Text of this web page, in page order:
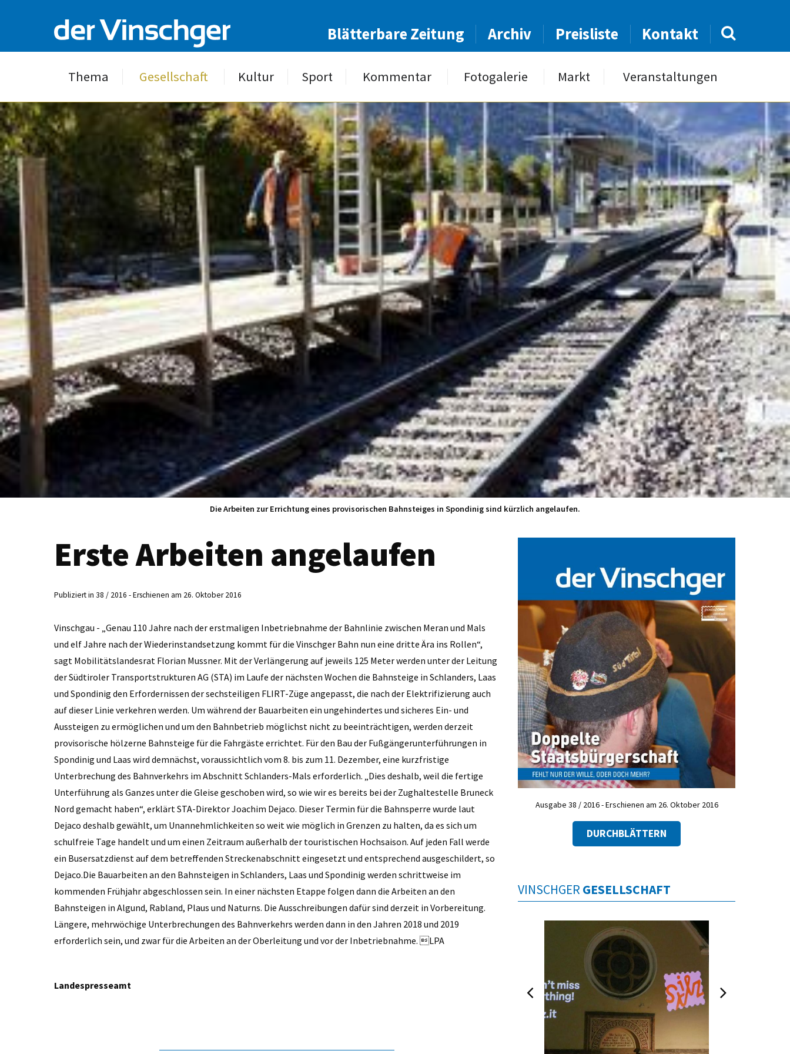
Blätterbare Zeitung Archiv Preisliste Kontakt
Thema Gesellschaft Kultur Sport Kommentar Fotogalerie Markt Veranstaltungen
Die Arbeiten zur Errichtung eines provisorischen Bahnsteiges in Spondinig sind kürzlich angelaufen.
Erste Arbeiten angelaufen
Publiziert in 38 / 2016 - Erschienen am 26. Oktober 2016
Vinschgau - „Genau 110 Jahre nach der erstmaligen Inbetriebnahme der Bahnlinie zwischen Meran und Mals
und elf Jahre nach der Wiederinstandsetzung kommt für die Vinschger Bahn nun eine dritte Ära ins Rollen“,
sagt Mobilitätslandesrat Florian Mussner. Mit der Verlängerung auf jeweils 125 Meter werden unter der Leitung
der Südtiroler Transportstrukturen AG (STA) im Laufe der nächsten Wochen die Bahnsteige in Schlanders, Laas
und Spondinig den Erfordernissen der sechsteiligen FLIRT-Züge angepasst, die nach der Elektrifizierung auch
auf dieser Linie verkehren werden. Um während der Bauarbeiten ein ungehindertes und sicheres Ein- und
Aussteigen zu ermöglichen und um den Bahnbetrieb möglichst nicht zu beeinträchtigen, werden derzeit
provisorische hölzerne Bahnsteige für die Fahrgäste errichtet. Für den Bau der Fußgängerunterführungen in
Spondinig und Laas wird demnächst, voraussichtlich vom 8. bis zum 11. Dezember, eine kurzfristige
Unterbrechung des Bahnverkehrs im Abschnitt Schlanders-Mals erforderlich. „Dies deshalb, weil die fertige
Unterführung als Ganzes unter die Gleise geschoben wird, so wie wir es bereits bei der Zughaltestelle Bruneck
Nord gemacht haben“, erklärt STA-Direktor ­Joachim Dejaco. Dieser Termin für die Bahnsperre wurde laut
Dejaco deshalb gewählt, um Unannehmlichkeiten so weit wie möglich in Grenzen zu halten, da es sich um
schulfreie Tage handelt und um einen Zeitraum außerhalb der touristischen Hochsaison. Auf jeden Fall werde
ein Bus­ersatzdienst auf dem betreffenden Streckenabschnitt eingesetzt und entsprechend ausgeschildert, so
Dejaco.Die Bauarbeiten an den Bahnsteigen in Schlanders, Laas und Spondinig werden schrittweise im
kommenden Frühjahr abgeschlossen sein. In einer nächsten Etappe folgen dann die Arbeiten an den
Bahnsteigen in Algund, Rabland, Plaus und Naturns. Die Ausschreibungen dafür sind derzeit in Vorbereitung.
Längere, mehrwöchige Unterbrechungen des Bahnverkehrs werden dann in den Jahren 2018 und 2019
erforderlich sein, und zwar für die Arbeiten an der Oberleitung und vor der Inbetriebnahme. LPA
Landespresseamt
Ausgabe 38 / 2016 - Erschienen am 26. Oktober 2016
DURCHBLÄTTERN
VINSCHGER GESELLSCHAFT